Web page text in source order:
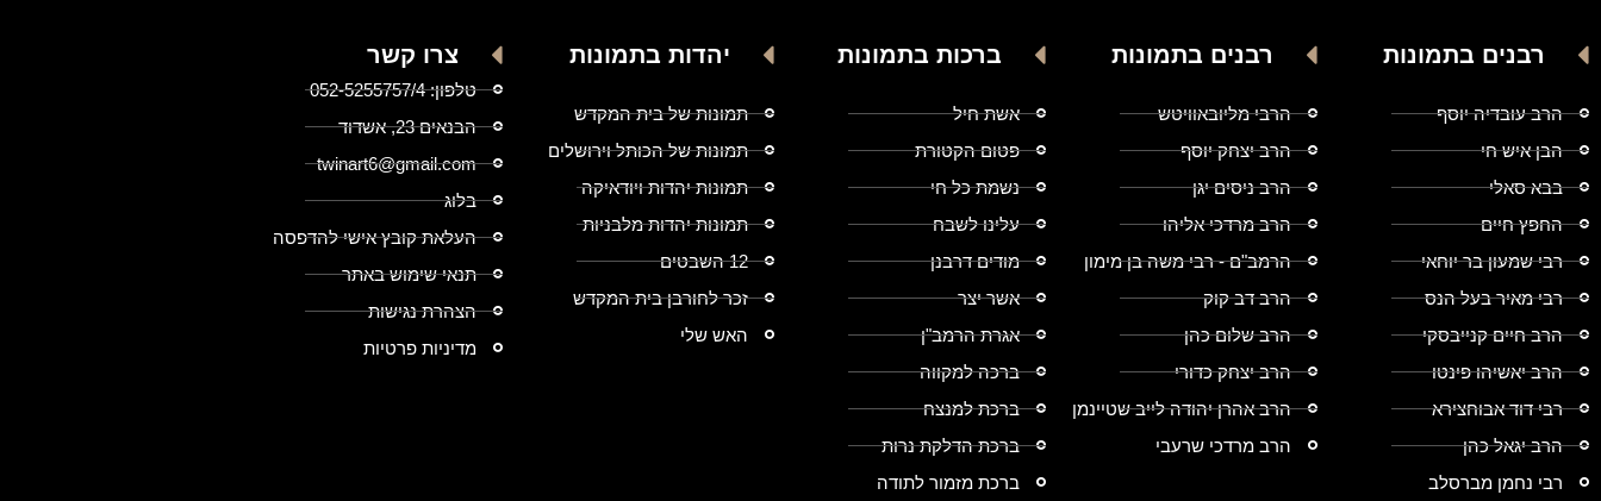
רבנים בתמונות
הרב עובדיה יוסף
הבן איש חי
בבא סאלי
החפץ חיים
רבי שמעון בר יוחאי
רבי מאיר בעל הנס
הרב חיים קנייבסקי
הרב יאשיהו פינטו
רבי דוד אבוחצירא
הרב יגאל כהן
רבי נחמן מברסלב
רבנים בתמונות
הרבי מליובאוויטש
הרב יצחק יוסף
הרב ניסים יגן
הרב מרדכי אליהו
הרמב"ם - רבי משה בן מימון
הרב דב קוק
הרב שלום כהן
הרב יצחק כדורי
הרב אהרן יהודה לייב שטיינמן
הרב מרדכי שרעבי
ברכות בתמונות
אשת חיל
פטום הקטורת
נשמת כל חי
עלינו לשבח
מודים דרבנן
אשר יצר
אגרת הרמב"ן
ברכה למקווה
ברכת למנצח
ברכת הדלקת נרות
ברכת מזמור לתודה
יהדות בתמונות
תמונות של בית המקדש
תמונות של הכותל וירושלים
תמונות יהדות ויודאיקה
תמונות יהדות מלבניות
12 השבטים
זכר לחורבן בית המקדש
האש שלי
צרו קשר
טלפון: 052-5255757/4
הבנאים 23, אשדוד
twinart6@gmail.com
בלוג
העלאת קובץ אישי להדפסה
תנאי שימוש באתר
הצהרת נגישות
מדיניות פרטיות